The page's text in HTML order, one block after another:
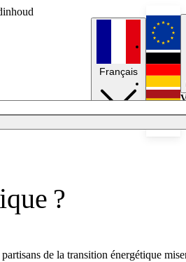
Français
?
de la transition énergétique